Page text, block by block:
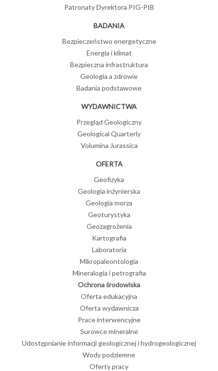
Patronaty Dyrektora PIG-PIB
BADANIA
Bezpieczeństwo energetyczne
Energia i klimat
Bezpieczna infrastruktura
Geologia a zdrowie
Badania podstawowe
WYDAWNICTWA
Przegląd Geologiczny
Geological Quarterly
Volumina Jurassica
OFERTA
Geofizyka
Geologia inżynierska
Geologia morza
Geoturystyka
Geozagrożenia
Kartografia
Laboratoria
Mikropaleontologia
Mineralogia i petrografia
Ochrona środowiska
Oferta edukacyjna
Oferta wydawnicza
Prace interwencyjne
Surowce mineralne
Udostępnianie informacji geologicznej i hydrogeologicznej
Wody podziemne
Oferty pracy